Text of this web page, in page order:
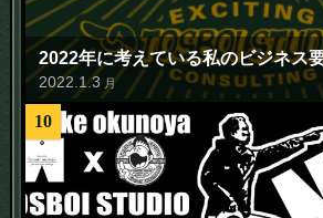
2022年に考えている私のビジネス
2022 1.3 月
10